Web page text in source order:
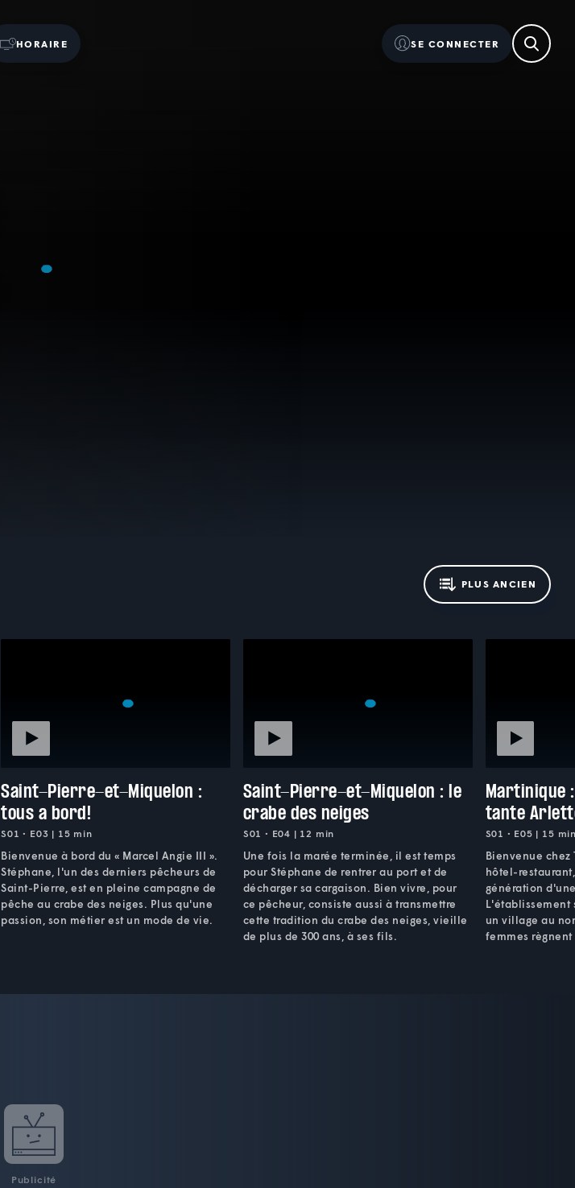
HORAIRE SE CONNECTER
PLUS ANCIEN
Saint-Pierre-et-Miquelon :
tous a bord!
S01 • E03 | 15 min
Bienvenue à bord du « Marcel Angie III ».
Stéphane, l'un des derniers pêcheurs de
Saint-Pierre, est en pleine campagne de
pêche au crabe des neiges. Plus qu'une
passion, son métier est un mode de vie.
Saint-Pierre-et-Miquelon : le
crabe des neiges
S01 • E04 | 12 min
Une fois la marée terminée, il est temps
pour Stéphane de rentrer au port et de
décharger sa cargaison. Bien vivre, pour
ce pêcheur, consiste aussi à transmettre
cette tradition du crabe des neiges, vieille
de plus de 300 ans, à ses fils.
Martinique
tante
S01 • E05 | 15
Bienvenue
hôtel-
génération
L'établissement
un village au
femmes
Publicité